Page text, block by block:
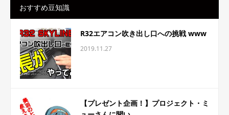
おすすめ豆知識
R32エアコン吹き出し口への挑戦 www
2019.11.27
【プレゼント企画！】プロジェクト・ミ